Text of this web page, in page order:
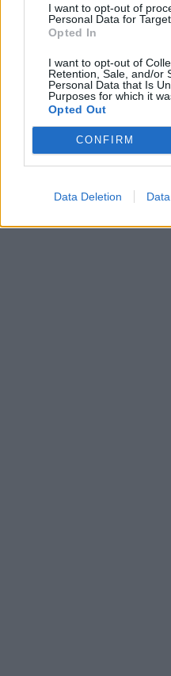
I want to opt-out of
Personal Data for
Opted In
I want to opt-out of
Retention, Sale, and/or
Personal Data that Is
Purposes for which it
Opted Out
CONFIRM
Data Deletion